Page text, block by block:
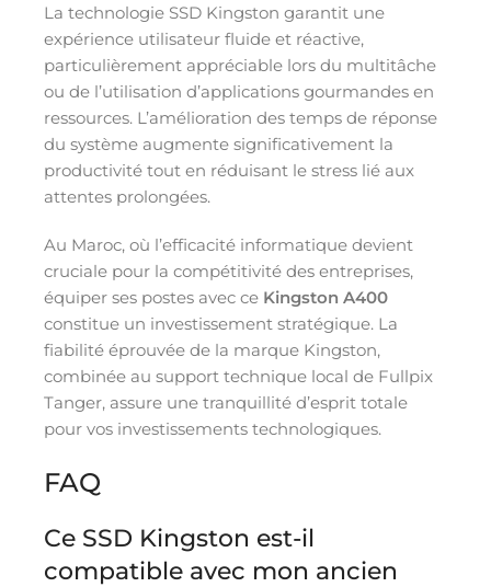
La technologie SSD Kingston garantit une
expérience utilisateur fluide et réactive,
particulièrement appréciable lors du multitâche
ou de l’utilisation d’applications gourmandes en
ressources. L’amélioration des temps de réponse
du système augmente significativement la
productivité tout en réduisant le stress lié aux
attentes prolongées.
Au Maroc, où l’efficacité informatique devient
cruciale pour la compétitivité des entreprises,
équiper ses postes avec ce Kingston A400
constitue un investissement stratégique. La
fiabilité éprouvée de la marque Kingston,
combinée au support technique local de Fullpix
Tanger, assure une tranquillité d’esprit totale
pour vos investissements technologiques.
FAQ
Ce SSD Kingston est-il
compatible avec mon ancien